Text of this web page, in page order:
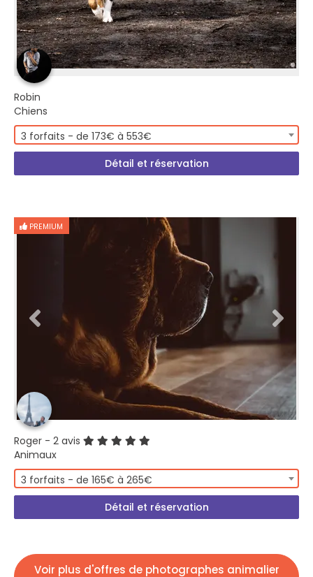
Robin
Chiens
3 forfaits - de 173€ à 553€
Détail et réservation
PREMIUM
Roger - 2 avis
Animaux
3 forfaits - de 165€ à 265€
Détail et réservation
Voir plus d'offres de photographes animalier